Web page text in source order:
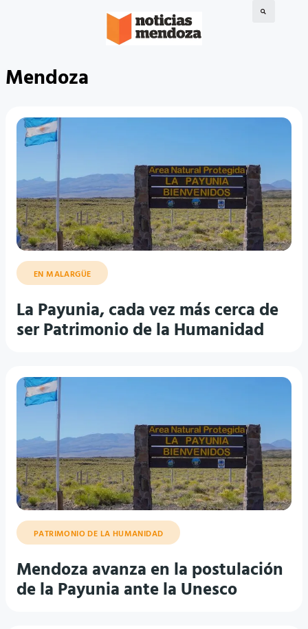
Mendoza
EN MALARGÜE
La Payunia, cada vez más cerca de
ser Patrimonio de la Humanidad
PATRIMONIO DE LA HUMANIDAD
Mendoza avanza en la postulación
de la Payunia ante la Unesco